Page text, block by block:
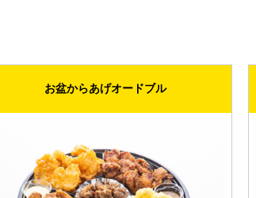
お盆からあげオードブル